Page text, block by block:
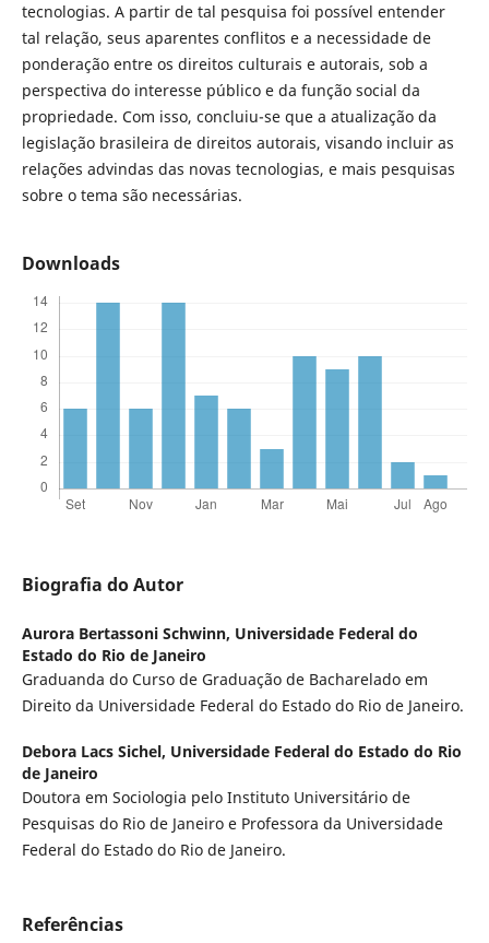
tecnologias. A partir de tal pesquisa foi possível entender
tal relação, seus aparentes conflitos e a necessidade de
ponderação entre os direitos culturais e autorais, sob a
perspectiva do interesse público e da função social da
propriedade. Com isso, concluiu-se que a atualização da
legislação brasileira de direitos autorais, visando incluir as
relações advindas das novas tecnologias, e mais pesquisas
sobre o tema são necessárias.
Downloads
Biografia do Autor
Aurora Bertassoni Schwinn, Universidade Federal do
Estado do Rio de Janeiro
Graduanda do Curso de Graduação de Bacharelado em
Direito da Universidade Federal do Estado do Rio de Janeiro.
Debora Lacs Sichel, Universidade Federal do Estado do Rio
de Janeiro
Doutora em Sociologia pelo Instituto Universitário de
Pesquisas do Rio de Janeiro e Professora da Universidade
Federal do Estado do Rio de Janeiro.
Referências